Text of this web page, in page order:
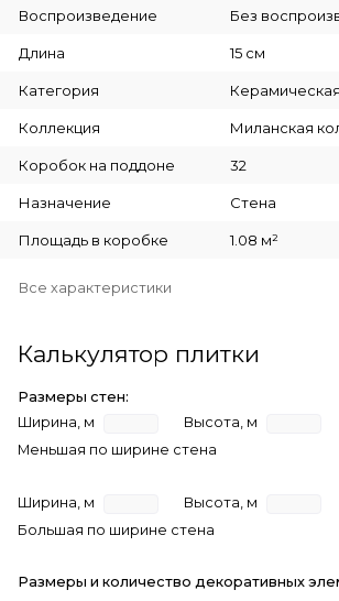
Воспроизведение Без
Длина 15 см
Категория
Коллекция Миланская
Коробок на поддоне 32
Назначение Стена
Площадь в коробке 1.08 м²
Все характеристики
Калькулятор плитки
Размеры стен:
Ширина, м
Высота, м
Меньшая по ширине стена
Ширина, м
Высота, м
Большая по ширине стена
Размеры и количество декоративных